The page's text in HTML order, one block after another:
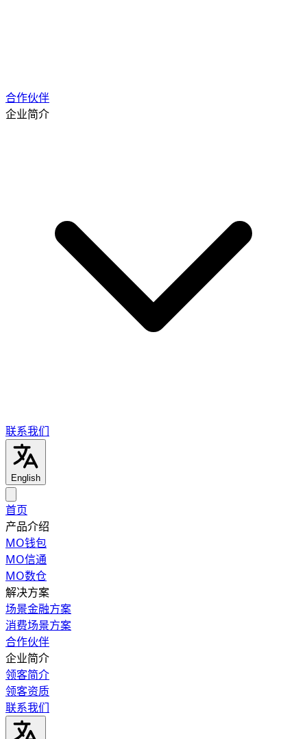
合作伙伴
企业简介
联系我们
English
首页
产品介绍
MO钱包
MO信通
MO数仓
解决方案
场景金融方案
消费场景方案
合作伙伴
企业简介
领客简介
领客资质
联系我们